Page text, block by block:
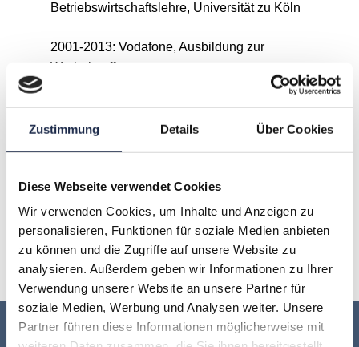
Zustimmung Details Über Cookies
Diese Webseite verwendet Cookies
Wir verwenden Cookies, um Inhalte und Anzeigen zu
personalisieren, Funktionen für soziale Medien anbieten
zu können und die Zugriffe auf unsere Website zu
analysieren. Außerdem geben wir Informationen zu Ihrer
Verwendung unserer Website an unsere Partner für
soziale Medien, Werbung und Analysen weiter. Unsere
Partner führen diese Informationen möglicherweise mit
Betriebswirtschaftslehre, Universität zu Köln
2001-2013: Vodafone, Ausbildung zur
Werbekauffrau
A D F G
O P Q R S T U
X
Keine Veranstaltung mehr verpassen: